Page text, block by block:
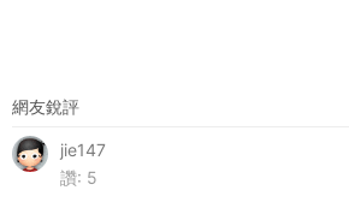
網友銳評
jie147
讚: 5